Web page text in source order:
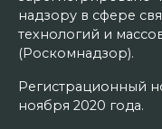
надзору в сфере
технологий и
(Роскомнадзор).
Регистрационный
ноября 2020 года.